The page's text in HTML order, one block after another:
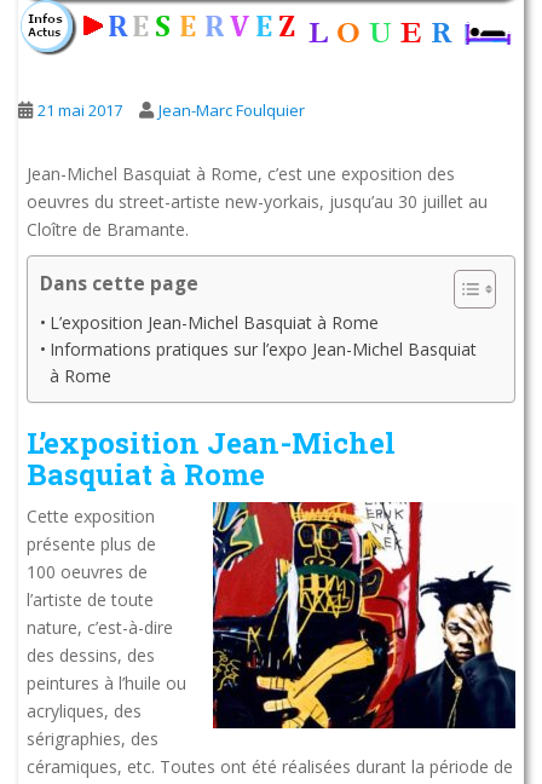
21 mai 2017 Jean-Marc Foulquier
Jean-Michel Basquiat à Rome, c’est une exposition des
oeuvres du street-artiste new-yorkais, jusqu’au 30 juillet au
Cloître de Bramante.
Dans cette page
L’exposition Jean-Michel Basquiat à Rome
Informations pratiques sur l’expo Jean-Michel Basquiat
à Rome
L’exposition Jean-Michel
Basquiat à Rome
Cette exposition
présente plus de
100 oeuvres de
l’artiste de toute
nature, c’est-à-dire
des dessins, des
peintures à l’huile ou
acryliques, des
sérigraphies, des
céramiques, etc. Toutes ont été réalisées durant la période de